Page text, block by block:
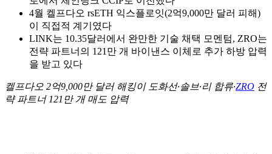
4월 켈프다오 rsETH 익스플로잇(2억9,000만 달러 피해)
이 직접적 계기였다
LINK는 10.35달러에서 완만한 기술 채택 모멘텀, ZRO는
전략 파트너의 121만 개 바이낸스 이체로 추가 하방 압력
을 받고 있다
켈프다오 2억9,000만 달러 해킹이 도화선·솔브·리 합류·ZRO 전
략 파트너 121만 개 매도 압력